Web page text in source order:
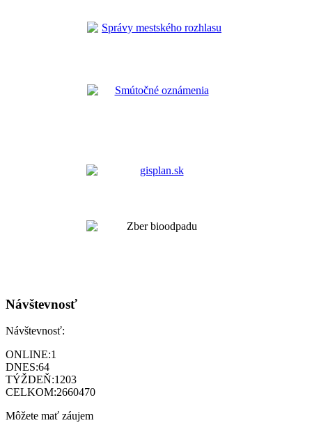
Návštevnosť
Návštevnosť:
ONLINE:1
DNES:64
TÝŽDEŇ:1203
CELKOM:2660470
Môžete mať záujem